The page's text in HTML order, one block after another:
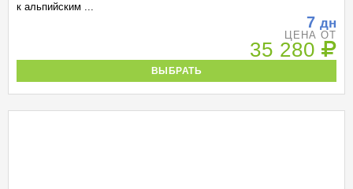
к альпийским ...
7 дн
ЦЕНА ОТ
35 280
ВЫБРАТЬ